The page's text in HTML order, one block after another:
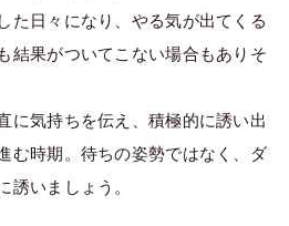
た日々になり、やる気が出てくる
結果がついてこない場合もありそ
に気持ちを伝え、積極的に誘い出
む時期。待ちの姿勢ではなく、ダ
誘いましょう。